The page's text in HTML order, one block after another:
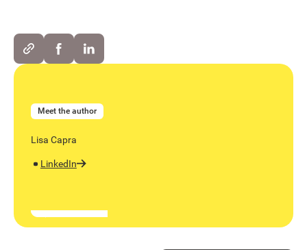
Meet the author
Lisa Capra
LinkedIn